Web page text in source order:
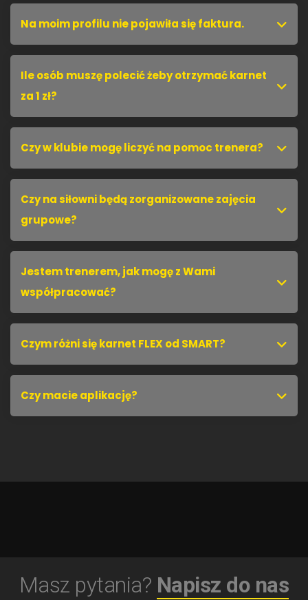
Na moim profilu nie pojawiła się faktura.
Ile osób muszę polecić żeby otrzymać karnet
za 1 zł?
Czy w klubie mogę liczyć na pomoc trenera?
Czy na siłowni będą zorganizowane zajęcia
grupowe?
Jestem trenerem, jak mogę z Wami
współpracować?
Czym różni się karnet FLEX od SMART?
Czy macie aplikację?